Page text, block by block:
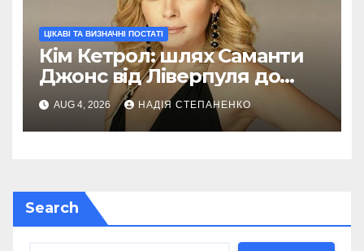
ЦІКАВІ ТА ВИЗНАЧНІ ПОСТАТІ
Кім Кетрол: шлях Саманти
Джонс від Ліверпуля до
Голлівуду
AUG 4, 2026 НАДІЯ СТЕПАНЕНКО
Search